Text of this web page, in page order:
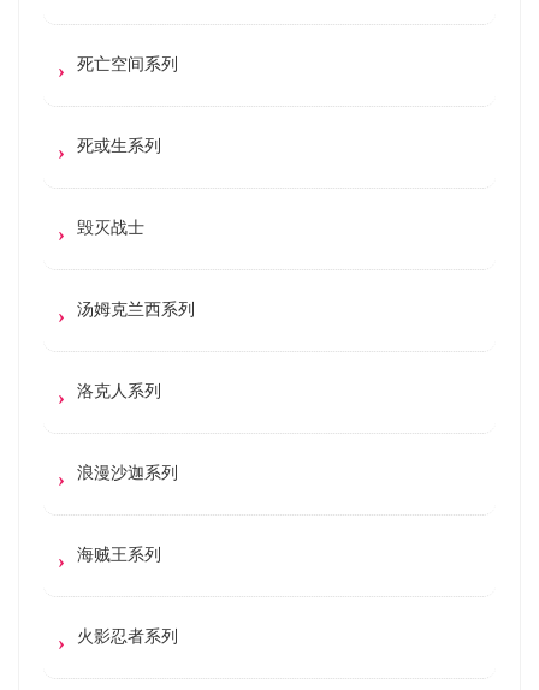
死亡空间系列
死或生系列
毁灭战士
汤姆克兰西系列
洛克人系列
浪漫沙迦系列
海贼王系列
火影忍者系列